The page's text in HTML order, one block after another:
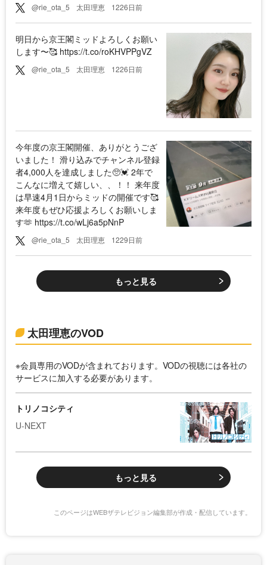
@rie_ota_5 太田理恵 1226日前
明日から京王閣ミッドよろしくお願い
します〜🥰 https://t.co/roKHVPPgVZ
@rie_ota_5 太田理恵 1226日前
今年度の京王閣開催、ありがとうござ
いました！ 滑り込みでチャンネル登録
者4,000人を達成しました🥺💓 2年で
こんなに増えて嬉しい、、！！ 来年度
は早速4月1日からミッドの開催です🥰
来年度もぜひ応援よろしくお願いしま
す🫶 https://t.co/wLj6a5pNnP
@rie_ota_5 太田理恵 1229日前
もっと見る
太田理恵のVOD
※会員専用のVODが含まれております。VODの視聴には各社の
サービスに加入する必要があります。
トリノコシティ
U-NEXT
もっと見る
このページはWEBザテレビジョン編集部が作成・配信しています。